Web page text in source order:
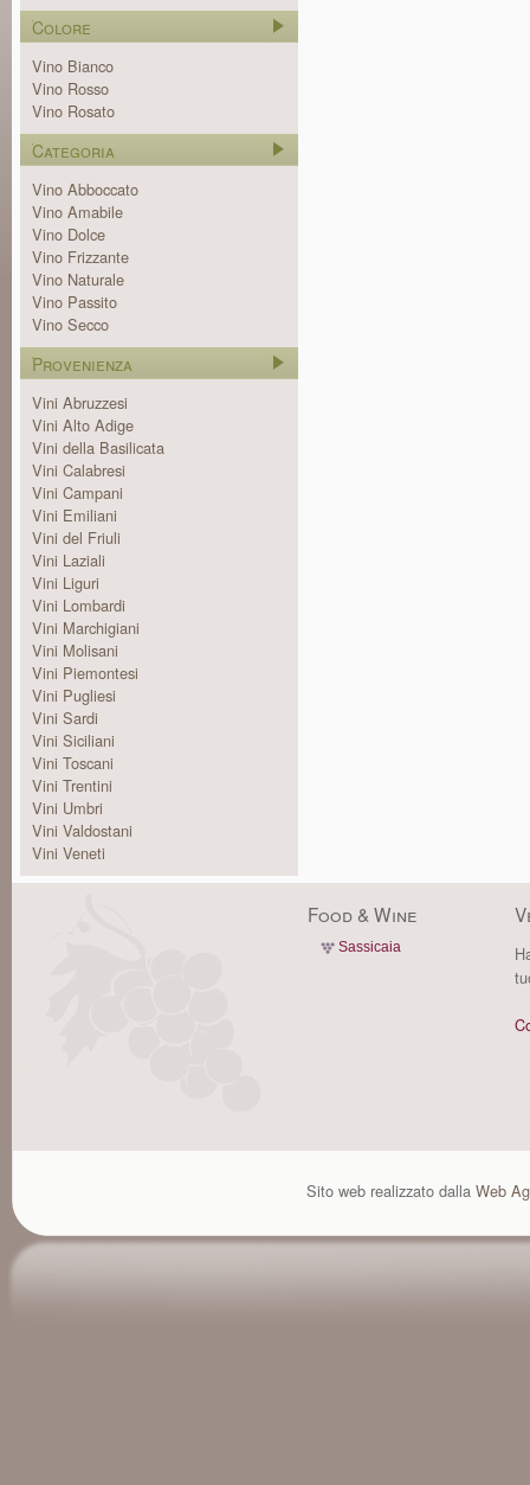
Colore
Vino Bianco
Vino Rosso
Vino Rosato
Categoria
Vino Abboccato
Vino Amabile
Vino Dolce
Vino Frizzante
Vino Naturale
Vino Passito
Vino Secco
Provenienza
Vini Abruzzesi
Vini Alto Adige
Vini della Basilicata
Vini Calabresi
Vini Campani
Vini Emiliani
Vini del Friuli
Vini Laziali
Vini Liguri
Vini Lombardi
Vini Marchigiani
Vini Molisani
Vini Piemontesi
Vini Pugliesi
Vini Sardi
Vini Siciliani
Vini Toscani
Vini Trentini
Vini Umbri
Vini Valdostani
Vini Veneti
Food & Wine
Sassicaia
Sito web realizzato dalla Web